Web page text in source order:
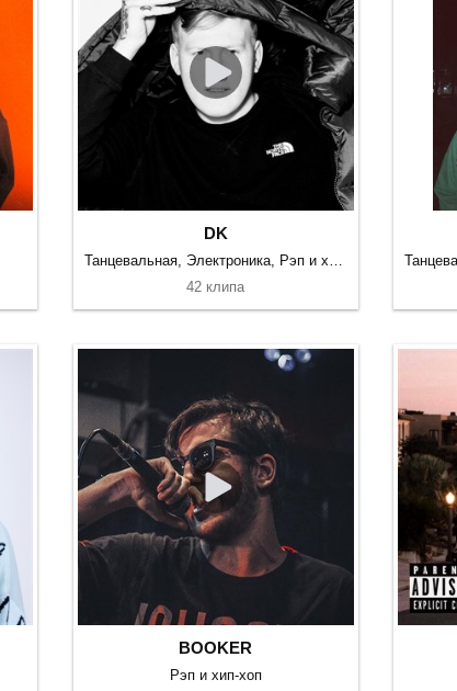
DK
42 клипа
BOOKER
Рэп и хип-хоп